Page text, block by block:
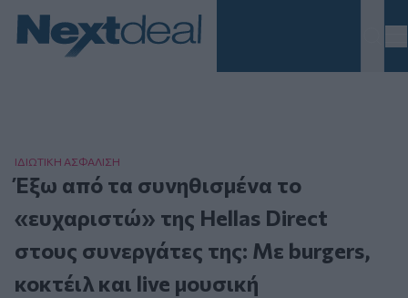
ΙΔΙΩΤΙΚΗ ΑΣΦAΛΙΣΗ
Έξω από τα συνηθισμένα το
«ευχαριστώ» της Hellas Direct
στους συνεργάτες της: Με burgers,
κοκτέιλ και live μουσική